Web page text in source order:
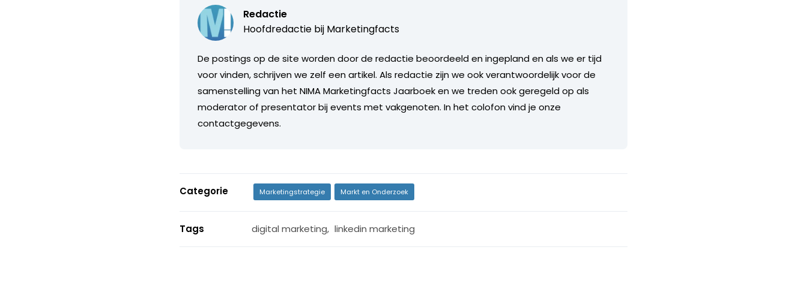
Redactie
Hoofdredactie bij Marketingfacts
De postings op de site worden door de redactie beoordeeld en ingepland en als we er tijd
voor vinden, schrijven we zelf een artikel. Als redactie zijn we ook verantwoordelijk voor de
samenstelling van het NIMA Marketingfacts Jaarboek en we treden ook geregeld op als
moderator of presentator bij events met vakgenoten. In het colofon vind je onze
contactgegevens.
Categorie Marketingstrategie Markt en Onderzoek
Tags digital marketing, linkedin marketing